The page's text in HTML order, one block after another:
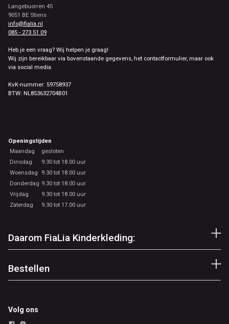
Langebuorren 45
9051 BE Stiens
info@fialia.nl
085 - 273 51 09
Heb je een vraag? Wij helpen je graag!
Wij zijn bereikbaar via bovenstaande gegevens, het contactformulier, maar ook
via social media.
KvK-nummer: 59758937
BTW: NL853632704B01
Openingstijden
Maandag
gesloten
Dinsdag
9.30 tot 18.00 uur
Woensdag
9.30 tot 18.00 uur
Donderdag 9.30 tot 18.00 uur
Vrijdag
9.30 tot 18.00 uur
Zaterdag
9.30 tot 17.00 uur
Daarom FiaLia Kinderkleding:
Bestellen
Volg ons